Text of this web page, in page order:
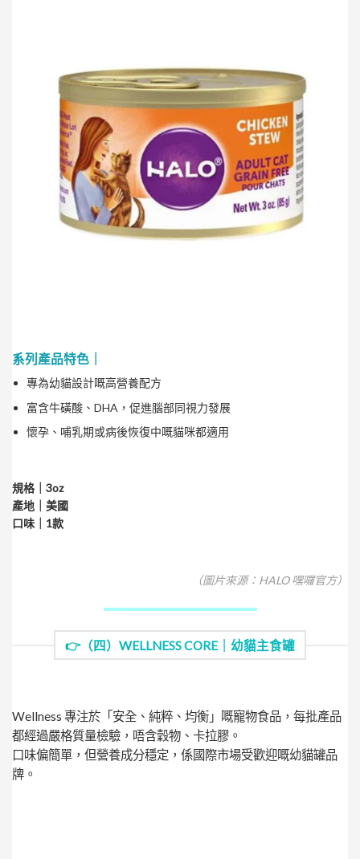
系列產品特色｜
專為幼貓設計嘅高營養配方
富含牛磺酸、DHA，促進腦部同視力發展
懷孕、哺乳期或病後恢復中嘅貓咪都適用
規格｜3oz
產地｜美國
口味｜1款
（圖片來源：HALO 嘿囉官方）
👉（四）WELLNESS CORE｜幼貓主食罐
Wellness 專注於「安全、純粹、均衡」嘅寵物食品，每批產品
都經過嚴格質量檢驗，唔含穀物、卡拉膠。
口味偏簡單，但營養成分穩定，係國際市場受歡迎嘅幼貓罐品
牌。